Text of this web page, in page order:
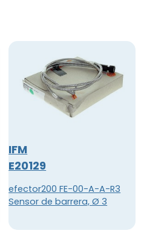
IFM
E20129
efector200 FE-00-A-A-R3
Sensor de barrera, Ø 3